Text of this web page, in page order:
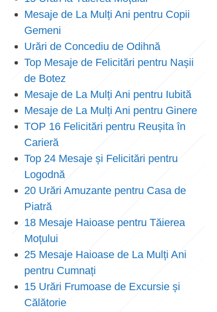
Mesaje de La Mulți Ani pentru Copii
Gemeni
Urări de Concediu de Odihnă
Top Mesaje de Felicitări pentru Nașii
de Botez
Mesaje de La Mulți Ani pentru Iubită
Mesaje de La Mulți Ani pentru Ginere
TOP 16 Felicitări pentru Reușita în
Carieră
Top 24 Mesaje și Felicitări pentru
Logodnă
20 Urări Amuzante pentru Casa de
Piatră
18 Mesaje Haioase pentru Tăierea
Moțului
25 Mesaje Haioase de La Mulți Ani
pentru Cumnați
15 Urări Frumoase de Excursie și
Călătorie